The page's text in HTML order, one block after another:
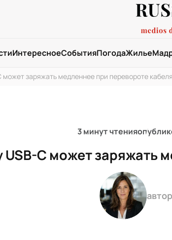
ИнтересноеСобытияПогодаЖилье
может заряжать медленнее при перевороте кабеля
3 минут чтения
C может заряжать
автор